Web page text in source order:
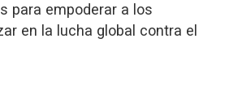
para empoderar a los
en la lucha global contra el